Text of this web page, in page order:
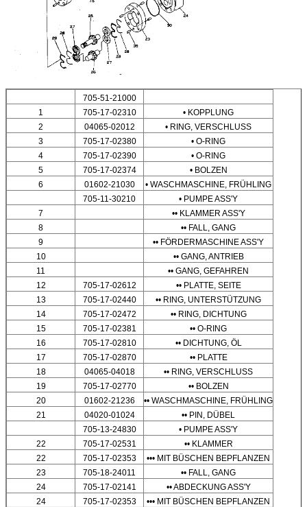
705-51-21000
1
705-17-02310
• KOPPLUNG
2
04065-02012
• RING, VERSCHLUSS
3
705-17-02380
• O-RING
4
705-17-02390
• O-RING
5
705-17-02374
• BOLZEN
6
01602-21030
• WASCHMASCHINE, FRÜHLING
705-11-30210
• PUMPE ASS'Y
7
•• KLAMMER ASS'Y
8
•• FALL, GANG
9
•• FÖRDERMASCHINE ASS'Y
10
•• GANG, ANTRIEB
11
•• GANG, GEFAHREN
12
705-17-02612
•• PLATTE, SEITE
13
705-17-02440
•• RING, UNTERSTÜTZUNG
14
705-17-02472
•• RING, DICHTUNG
15
705-17-02381
•• O-RING
16
705-17-02810
•• DICHTUNG, ÖL
17
705-17-02870
•• PLATTE
18
04065-04018
•• RING, VERSCHLUSS
19
705-17-02770
•• BOLZEN
20
01602-21236
•• WASCHMASCHINE, FRÜHLING
21
04020-01024
•• PIN, DÜBEL
705-13-24830
• PUMPE ASS'Y
22
705-17-02531
•• KLAMMER
22
705-17-02353
••• MIT BÜSCHEN BEPFLANZEN
23
705-18-24011
•• FALL, GANG
24
705-17-02141
•• ABDECKUNG ASS'Y
24
705-17-02353
••• MIT BÜSCHEN BEPFLANZEN